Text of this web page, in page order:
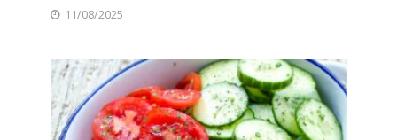
11/08/2025